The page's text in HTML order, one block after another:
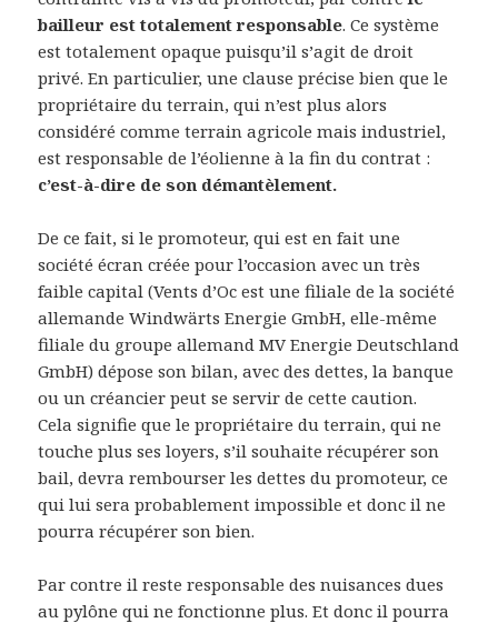
bailleur est totalement responsable. Ce système
est totalement opaque puisqu’il s’agit de droit
privé. En particulier, une clause précise bien que le
propriétaire du terrain, qui n’est plus alors
considéré comme terrain agricole mais industriel,
est responsable de l’éolienne à la fin du contrat :
c’est-à-dire de son démantèlement.
De ce fait, si le promoteur, qui est en fait une
société écran créée pour l’occasion avec un très
faible capital (Vents d’Oc est une filiale de la société
allemande Windwärts Energie GmbH, elle-même
filiale du groupe allemand MV Energie Deutschland
GmbH) dépose son bilan, avec des dettes, la banque
ou un créancier peut se servir de cette caution.
Cela signifie que le propriétaire du terrain, qui ne
touche plus ses loyers, s’il souhaite récupérer son
bail, devra rembourser les dettes du promoteur, ce
qui lui sera probablement impossible et donc il ne
pourra récupérer son bien.
Par contre il reste responsable des nuisances dues
au pylône qui ne fonctionne plus. Et donc il pourra